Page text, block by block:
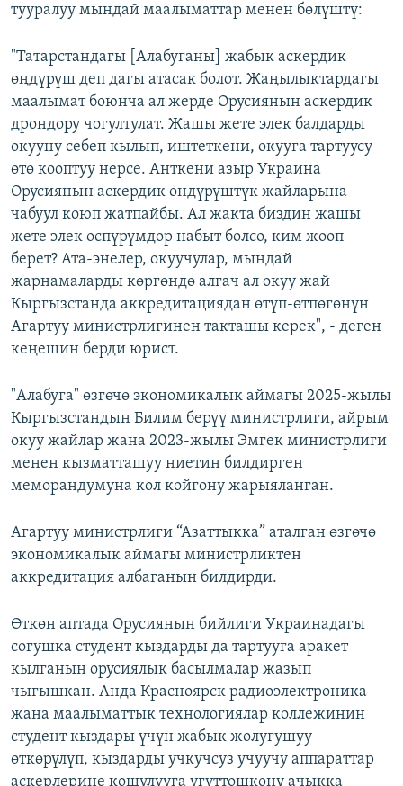
тууралуу мындай маалыматтар менен бөлүштү:
"Татарстандагы [Алабуганы] жабык аскердик
өңдүрүш деп дагы атасак болот. Жаңылыктардагы
маалымат боюнча ал жерде Орусиянын аскердик
дрондору чогултулат. Жашы жете элек балдарды
окууну себеп кылып, иштеткени, окууга тартуусу
өтө кооптуу нерсе. Анткени азыр Украина
Орусиянын аскердик өндүрүштүк жайларына
чабуул коюп жатпайбы. Ал жакта биздин жашы
жете элек өспүрүмдөр набыт болсо, ким жооп
берет? Ата-энелер, окуучулар, мындай
жарнамаларды көргөндө алгач ал окуу жай
Кыргызстанда аккредитациядан өтүп-өтпөгөнүн
Агартуу министрлигинен такташы керек", - деген
кеңешин берди юрист.
"Алабуга" өзгөчө экономикалык аймагы 2025-жылы
Кыргызстандын Билим берүү министрлиги, айрым
окуу жайлар жана 2023-жылы Эмгек министрлиги
менен кызматташуу ниетин билдирген
меморандумуна кол койгону жарыяланган.
Агартуу министрлиги “Азаттыкка” аталган өзгөчө
экономикалык аймагы министрликтен
аккредитация албаганын билдирди.
Өткөн аптада Орусиянын бийлиги Украинадагы
согушка студент кыздарды да тартууга аракет
кылганын орусиялык басылмалар жазып
чыгышкан. Анда Красноярск радиоэлектроника
жана маалыматтык технологиялар коллежинин
студент кыздары үчүн жабык жолугушуу
өткөрүлүп, кыздарды учкучсуз учуучу аппараттар
аскерлерине кошулууга үгүттөшкөнү ачыкка